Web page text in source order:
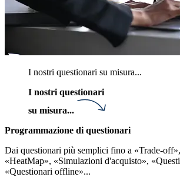
I nostri questionari su misura...
I nostri questionari
su misura...
Programmazione di questionari
Dai questionari più semplici fino a «Trade-
«HeatMap», «Simulazioni d'acquisto»,
«Questionari offline»...